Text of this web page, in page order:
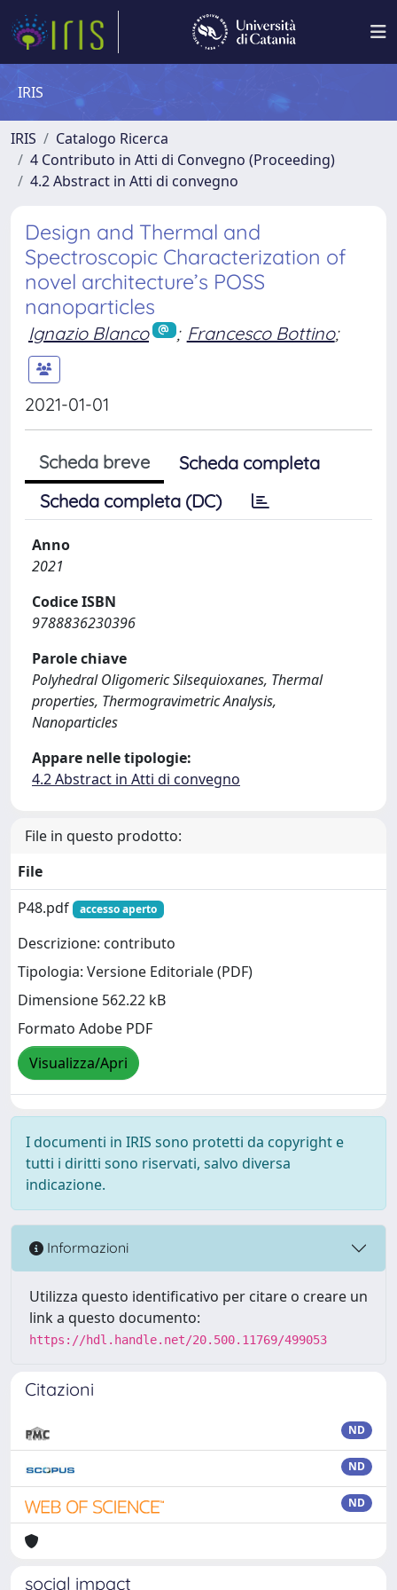
IRIS
IRIS
Catalogo Ricerca
4 Contributo in Atti di Convegno (Proceeding)
4.2 Abstract in Atti di convegno
Design and Thermal and
Spectroscopic Characterization of
novel architecture’s POSS
nanoparticles
Ignazio Blanco ; Francesco Bottino;
2021-01-01
Scheda breve
Scheda completa
Scheda completa (DC)
Anno
2021
Codice ISBN
9788836230396
Parole chiave
Polyhedral Oligomeric Silsequioxanes, Thermal
properties, Thermogravimetric Analysis,
Nanoparticles
Appare nelle tipologie:
4.2 Abstract in Atti di convegno
File in questo prodotto:
File
P48.pdf
accesso aperto
Descrizione: contributo
Tipologia: Versione Editoriale (PDF)
Dimensione 562.22 kB
Formato Adobe PDF
Visualizza/Apri
I documenti in IRIS sono protetti da copyright e
tutti i diritti sono riservati, salvo diversa
indicazione.
Informazioni
Utilizza questo identificativo per citare o creare un
link a questo documento:
https://hdl.handle.net/20.500.11769/499053
Citazioni
ND
ND
ND
social impact